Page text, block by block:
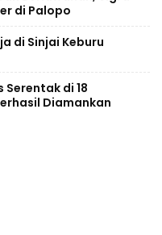
di Palopo
di Sinjai Keburu
Serentak di 18
Diamankan